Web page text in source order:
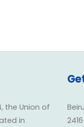
the Union of
in